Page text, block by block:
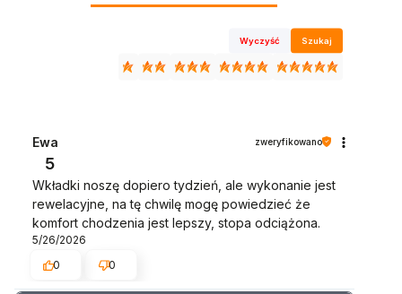
Wyczyść Szukaj
Ewa zweryfikowano
5
Wkładki noszę dopiero tydzień, ale wykonanie jest
rewelacyjne, na tę chwilę mogę powiedzieć że
komfort chodzenia jest lepszy, stopa odciążona.
5/26/2026
0
0